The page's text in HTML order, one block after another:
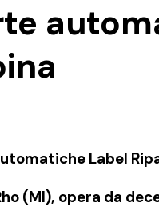
Label
(MI), opera da